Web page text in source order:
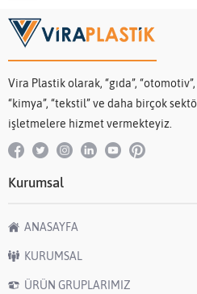
Vira Plastik olarak, “gıda”, “otomotiv”,
“kimya”, “tekstil” ve daha birçok
işletmelere hizmet vermekteyiz.
Kurumsal
ANASAYFA
KURUMSAL
ÜRÜN GRUPLARIMIZ